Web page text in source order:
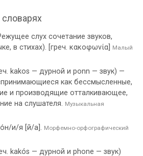
словарях
слух сочетание звуков,
в стихах). [греч. κακοφωνία]
Малый
kakos — дурной и ponn — звук) —
как бессмысленные,
и производящие отталкивающее,
на слушателя. Музыкальная
и/я [й/а]. Морфемно-орфографический
kakós — дурной и phone — звук)